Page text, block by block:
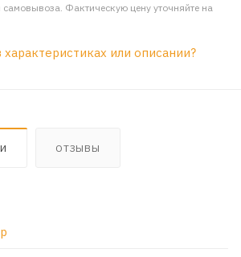
самовывоза. Фактическую цену уточняйте на
или описании?
ОТЗЫВЫ